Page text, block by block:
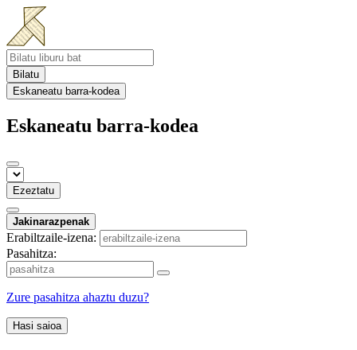
Bilatu
Eskaneatu barra-kodea
Eskaneatu barra-kodea
Ezeztatu
Jakinarazpenak
Erabiltzaile-izena:
Pasahitza:
Zure pasahitza ahaztu duzu?
Hasi saioa